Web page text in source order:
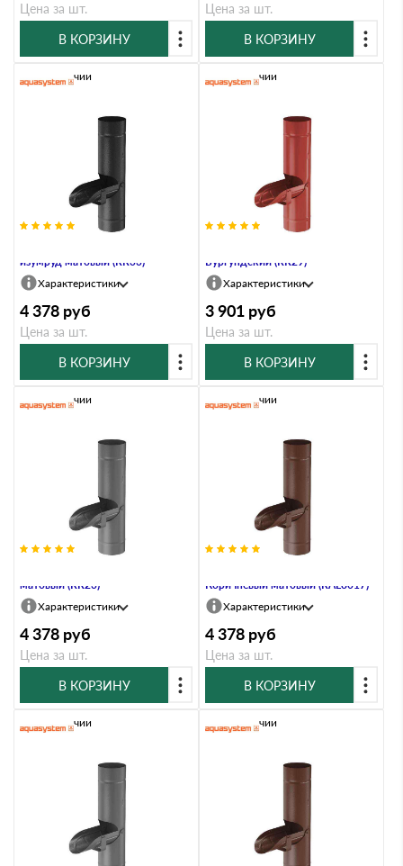
Цена за шт.
В КОРЗИНУ
Цена за шт.
В КОРЗИНУ
изумруд матовый (RR33)
В наличии
Характеристики
4 378 руб
Цена за шт.
В КОРЗИНУ
Бургундский (RR29)
В наличии
Характеристики
3 901 руб
Цена за шт.
В КОРЗИНУ
матовый (RR23)
В наличии
Характеристики
4 378 руб
Цена за шт.
В КОРЗИНУ
Коричневый матовый (RAL8017)
В наличии
Характеристики
4 378 руб
Цена за шт.
В КОРЗИНУ
В наличии В наличии